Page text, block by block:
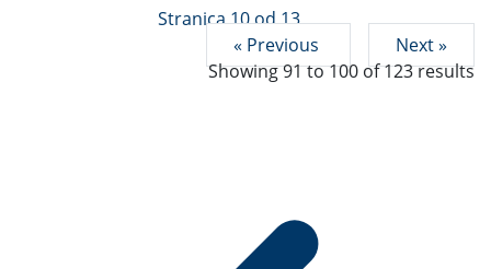
Stranica 10 od 13
« Previous
Next »
Showing91to100 of123results